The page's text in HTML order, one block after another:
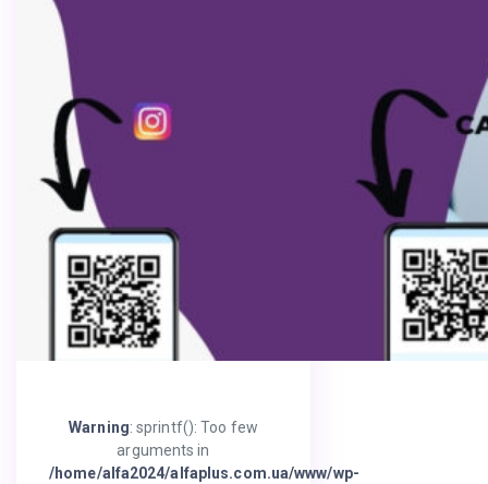
Warning: sprintf(): Too few
arguments in
/home/alfa2024/alfaplus.com.ua/www/wp-